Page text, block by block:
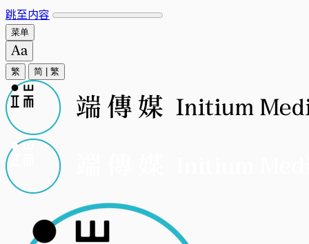
跳至内容
菜单
繁 简 繁